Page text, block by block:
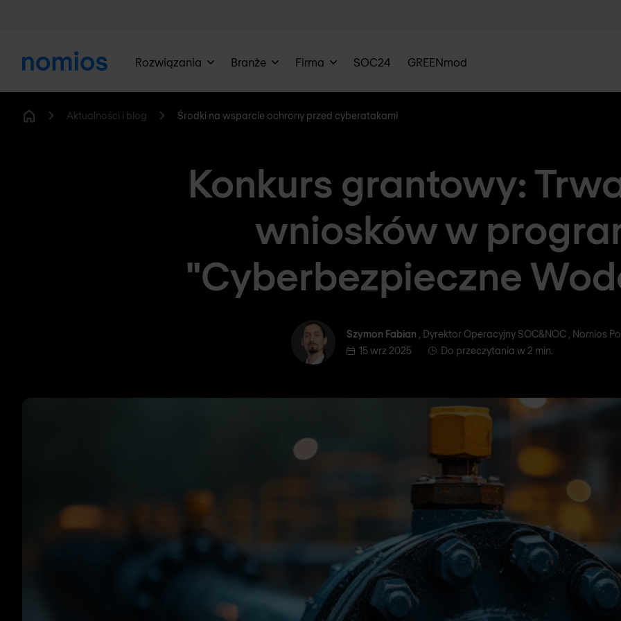
Rozwiązania Branże Firma SOC24 GREENmod
Aktualności i blog Środki na wsparcie ochrony przed cyberatakami
Konkurs grantowy:
wniosków w
"Cyberbezpieczne
Szymon Fabian
Szymon Fabian , Dyrektor Operacyjny SOC&NOC , Nomios
15 wrz 2025
Do przeczytania w 2 min.